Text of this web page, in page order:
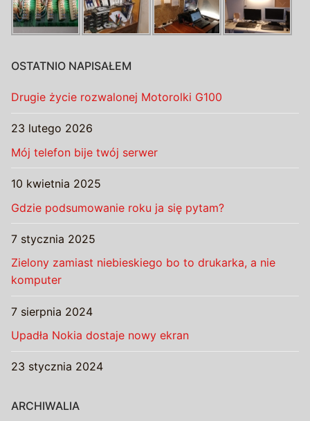
OSTATNIO NAPISAŁEM
Drugie życie rozwalonej Motorolki G100
23 lutego 2026
Mój telefon bije twój serwer
10 kwietnia 2025
Gdzie podsumowanie roku ja się pytam?
7 stycznia 2025
Zielony zamiast niebieskiego bo to drukarka, a nie
komputer
7 sierpnia 2024
Upadła Nokia dostaje nowy ekran
23 stycznia 2024
ARCHIWALIA